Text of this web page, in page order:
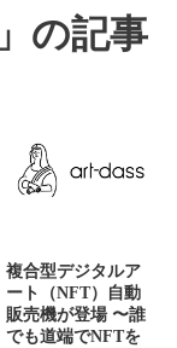
の記事
複合型デジタルア
ート（NFT）自動
販売機が登場 〜誰
でも道端でNFTを